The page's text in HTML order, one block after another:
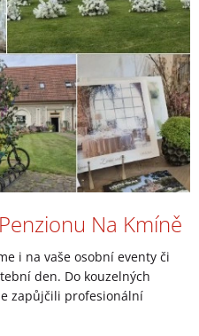
Na Kmíně
i na vaše osobní eventy či
den. Do kouzelných
zapůjčili profesionální